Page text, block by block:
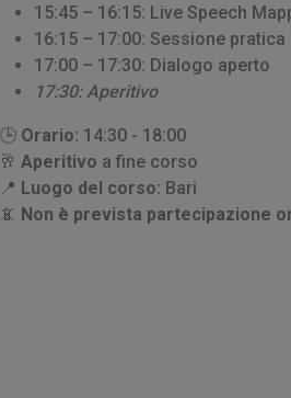
15:45 – 16:15: Live Speech
16:15 – 17:00: Sessione pratica
17:00 – 17:30: Dialogo aperto
17:30: Aperitivo
🕒 Orario: 14:30 - 18:00
🥂 Aperitivo a fine corso
📍 Luogo del corso: Bari
📵 Non è prevista partecipazione